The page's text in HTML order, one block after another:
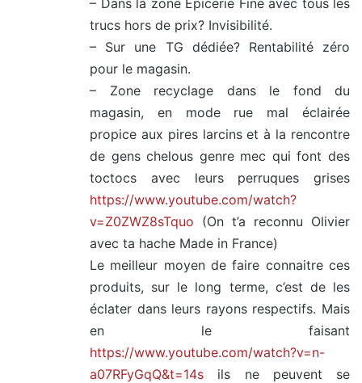
trucs hors de prix? Invisibilité.
– Sur une TG dédiée? Rentabilité zéro
pour le magasin.
– Zone recyclage dans le fond du
magasin, en mode rue mal éclairée
propice aux pires larcins et à la rencontre
de gens chelous genre mec qui font des
toctocs avec leurs perruques grises
https://www.youtube.com/watch?
v=Z0ZWZ8sTquo (On t’a reconnu Olivier
avec ta hache Made in France)
Le meilleur moyen de faire connaitre ces
produits, sur le long terme, c’est de les
éclater dans leurs rayons respectifs. Mais
en le faisant
https://www.youtube.com/watch?v=n-
a07RFyGqQ&t=14s ils ne peuvent se